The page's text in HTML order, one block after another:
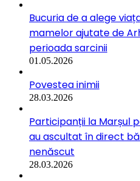
Bucuria de a alege
mamelor ajutate de
perioada sarcinii
01.05.2026
Povestea inimii
28.03.2026
Participanții la Marșul
au ascultat în direct
nenăscut
28.03.2026